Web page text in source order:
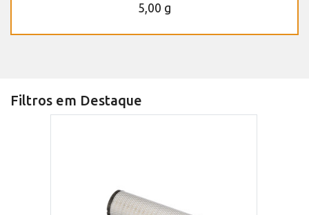
5,00 g
Filtros em Destaque